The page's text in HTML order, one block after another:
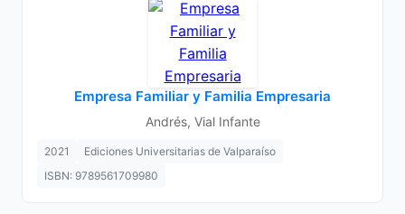
Empresa Familiar y Familia Empresaria
Andrés, Vial Infante
2021
Ediciones Universitarias de Valparaíso
ISBN: 9789561709980